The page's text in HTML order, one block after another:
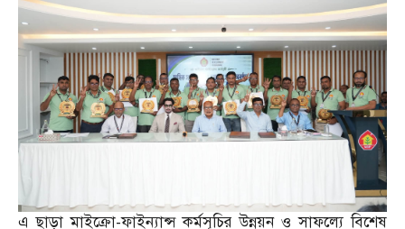
এ ছাড়া মাইক্রো-ফাইন্যান্স কর্মসূচির উন্নয়ন ও সাফল্যে বিশেষ